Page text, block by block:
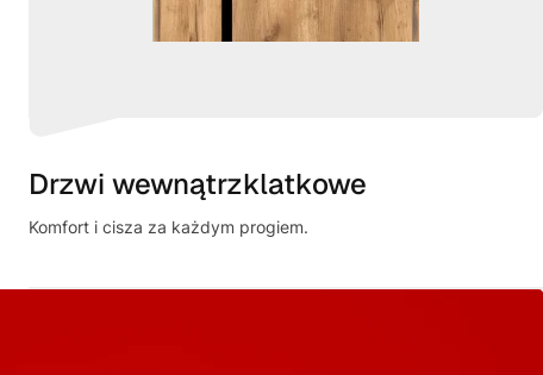
Drzwi wewnątrzklatkowe
Komfort i cisza za każdym progiem.